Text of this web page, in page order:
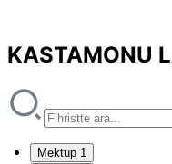
KASTAMONU
Mektup 1